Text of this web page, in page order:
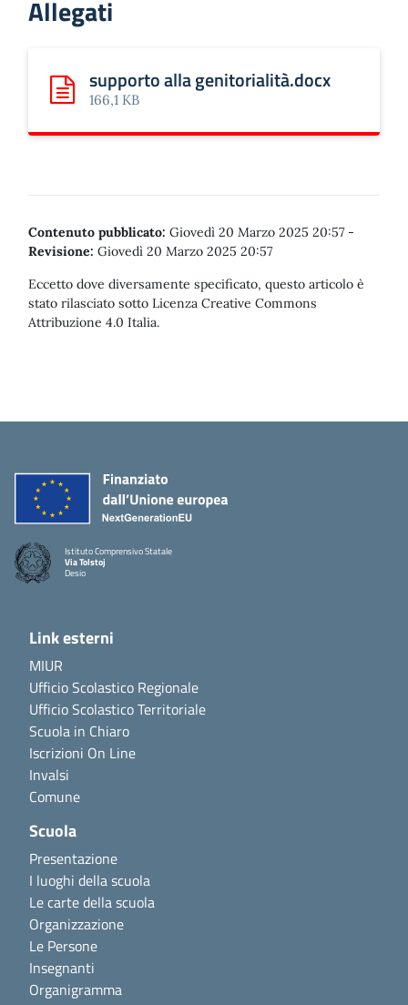
Allegati
Scarica: supporto alla genitorialità.docx
supporto alla genitorialità.docx
166,1 KB
Contenuto pubblicato: Giovedì 20 Marzo 2025 20:57 -
Revisione: Giovedì 20 Marzo 2025 20:57
Eccetto dove diversamente specificato, questo articolo è
stato rilasciato sotto Licenza Creative Commons
Attribuzione 4.0 Italia.
Istituto Comprensivo Statale
Via Tolstoj
Desio
Link esterni
MIUR
Ufficio Scolastico Regionale
Ufficio Scolastico Territoriale
Scuola in Chiaro
Iscrizioni On Line
Invalsi
Comune
Scuola
Presentazione
I luoghi della scuola
Le carte della scuola
Organizzazione
Le Persone
Insegnanti
Organigramma